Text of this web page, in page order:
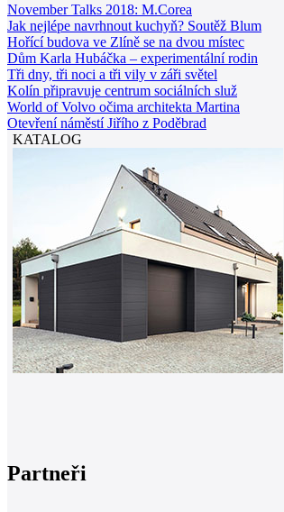
November Talks 2018: M.Corea
Jak nejlépe navrhnout kuchyň? Soutěž Blum
Hořící budova ve Zlíně se na dvou místec
Dům Karla Hubáčka – experimentální rodin
Tři dny, tři noci a tři vily v záři světel
Kolín připravuje centrum sociálních služ
World of Volvo očima architekta Martina
Otevření náměstí Jiřího z Poděbrad
KATALOG
Partneři